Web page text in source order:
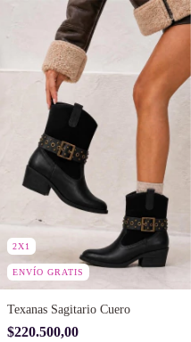
2X1
ENVÍO GRATIS
Texanas Sagitario Cuero
$220.500,00